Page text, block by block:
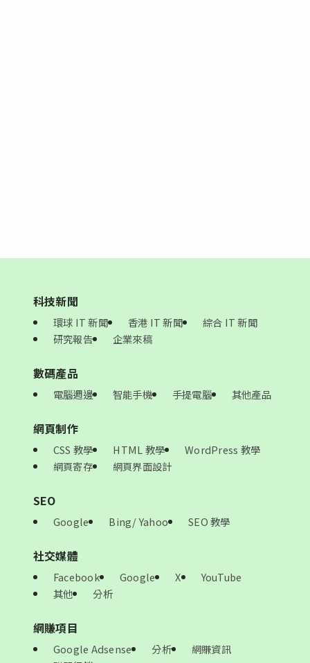
科技新聞
環球 IT 新聞 香港 IT 新聞
綜合 IT 新聞
研究報告
企業來稿
數碼產品
電腦週邊 智能手機 手提電腦 其他產品
網頁制作
CSS 教學 HTML 教學
WordPress 教學
網頁寄存
網頁界面設計
SEO
Google Bing/ Yahoo SEO 教學
社交媒體
Facebook Google X
YouTube
其他
分析
網賺項目
Google Adsense 分析
網賺資訊